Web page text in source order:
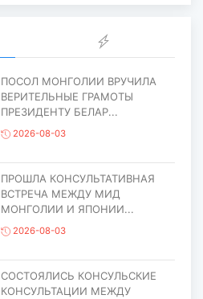
ПОСОЛ МОНГОЛИИ ВРУЧИЛА
ВЕРИТЕЛЬНЫЕ ГРАМОТЫ
ПРЕЗИДЕНТУ БЕЛАР...
2026-08-03
ПРОШЛА КОНСУЛЬТАТИВНАЯ
ВСТРЕЧА МЕЖДУ МИД
МОНГОЛИИ И ЯПОНИИ...
2026-08-03
СОСТОЯЛИСЬ КОНСУЛЬСКИЕ
КОНСУЛЬТАЦИИ МЕЖДУ